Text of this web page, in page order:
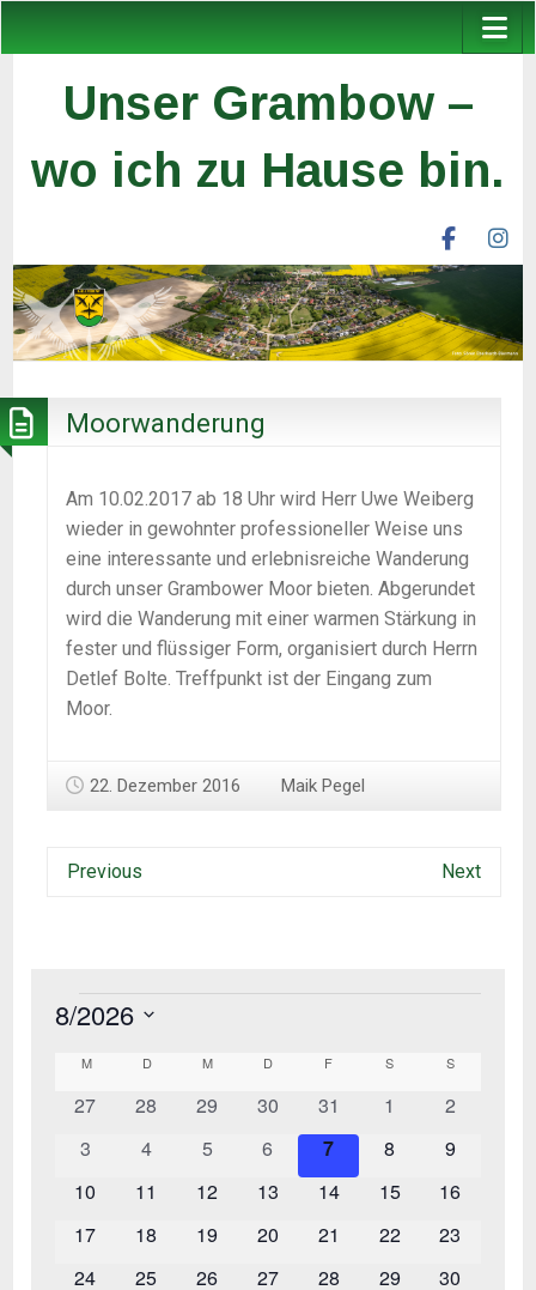
Unser Grambow –
wo ich zu Hause bin.
unser
ev
Moorwanderung
Am 10.02.2017 ab 18 Uhr wird Herr Uwe Weiberg
wieder in gewohnter professioneller Weise uns
eine interessante und erlebnisreiche Wanderung
durch unser Grambower Moor bieten. Abgerundet
wird die Wanderung mit einer warmen Stärkung in
fester und flüssiger Form, organisiert durch Herrn
Detlef Bolte. Treffpunkt ist der Eingang zum
Moor.
22. Dezember 2016 Maik Pegel
Previous Next